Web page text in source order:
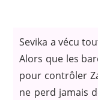
Sevika a vécu
Alors que les
pour contrôler
ne perd jamais